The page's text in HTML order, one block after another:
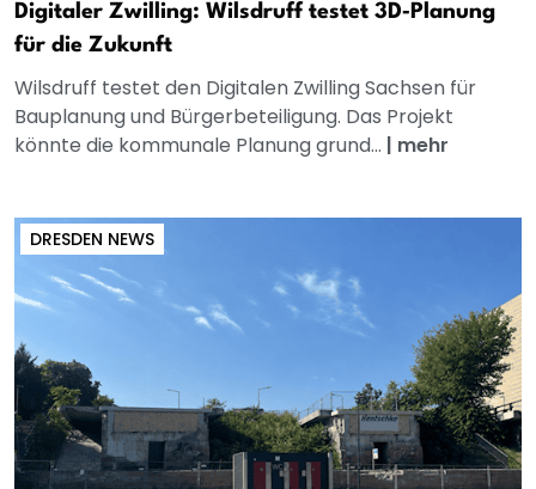
Digitaler Zwilling: Wilsdruff testet 3D‑Planung
für die Zukunft
Wilsdruff testet den Digitalen Zwilling Sachsen für
Bauplanung und Bürgerbeteiligung. Das Projekt
könnte die kommunale Planung grund... | mehr
DRESDEN NEWS